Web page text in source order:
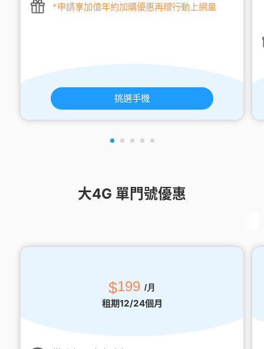
*申請享加值年約加購優惠再贈行動上網量
挑選手機
大4G 單門號優惠
$199 /月
租期12/24個月